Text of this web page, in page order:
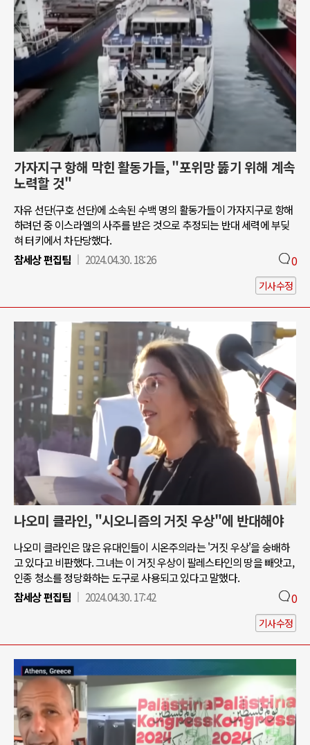
가자지구 항해 막힌 활동가들, "포위망 뚫기 위해 계속
노력할 것"
자유 선단(구호 선단)에 소속된 수백 명의 활동가들이 가자지구로 항해
하려던 중 이스라엘의 사주를 받은 것으로 추정되는 반대 세력에 부딪
혀 터키에서 차단당했다.
참세상 편집팀
2024.04.30. 18:26 0
기사수정
나오미 클라인, "시오니즘의 거짓 우상"에 반대해야
나오미 클라인은 많은 유대인들이 시온주의라는 '거짓 우상'을 숭배하
고 있다고 비판했다. 그녀는 이 거짓 우상이 팔레스타인의 땅을 빼앗고,
인종 청소를 정당화하는 도구로 사용되고 있다고 말했다.
참세상 편집팀
2024.04.30. 17:42 0
기사수정